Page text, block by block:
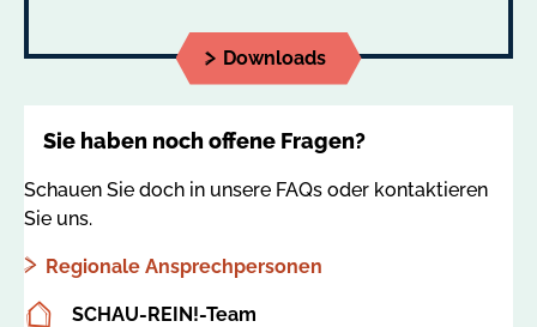
Downloads
Sie haben noch offene Fragen?
Schauen Sie doch in unsere FAQs oder kontaktieren
Sie uns.
Regionale Ansprechpersonen
SCHAU-REIN!-Team